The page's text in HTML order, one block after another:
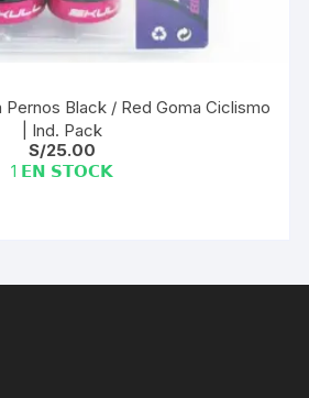
Pernos Black / Red Goma Ciclismo
| Ind. Pack
S/25.00
1 𝗘𝗡 𝗦𝗧𝗢𝗖𝗞